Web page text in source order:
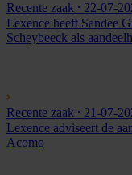
Recente zaak ⸱ 22-07-
Lexence heeft Sandee
Scheybeeck als
Recente zaak ⸱ 21-07-
Lexence adviseert de
Acomo